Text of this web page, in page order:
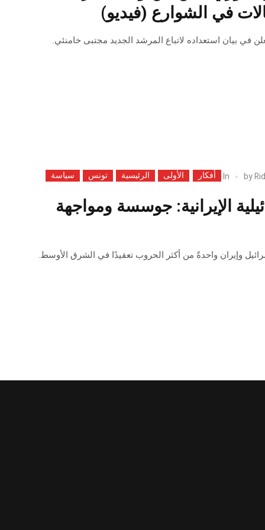
في الشوارع (فيديو)
في بيان استعداده لاتباع المرشد الجديد مجتبى خامنئي.
by
In أفكار الأولى الرئيسية تونس سياسة
الإيرانية: جوسسة ومواجهة
وإيران واحدةً من أكثر الحروب تعقيدًا في الشرق الأوسط.